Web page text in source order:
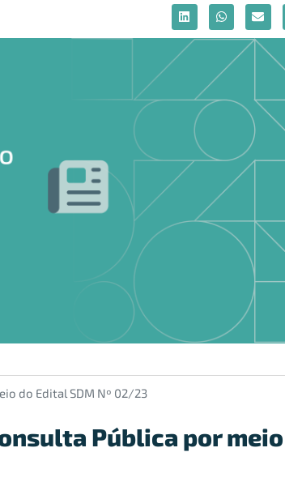
do Edital SDM Nº 02/23
Pública por meio